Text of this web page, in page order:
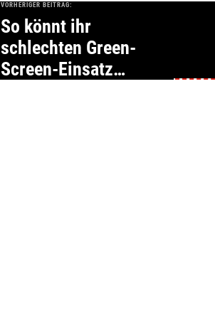
VORHERIGER BEITRAG:
So könnt ihr
schlechten Green-
Screen-Einsatz